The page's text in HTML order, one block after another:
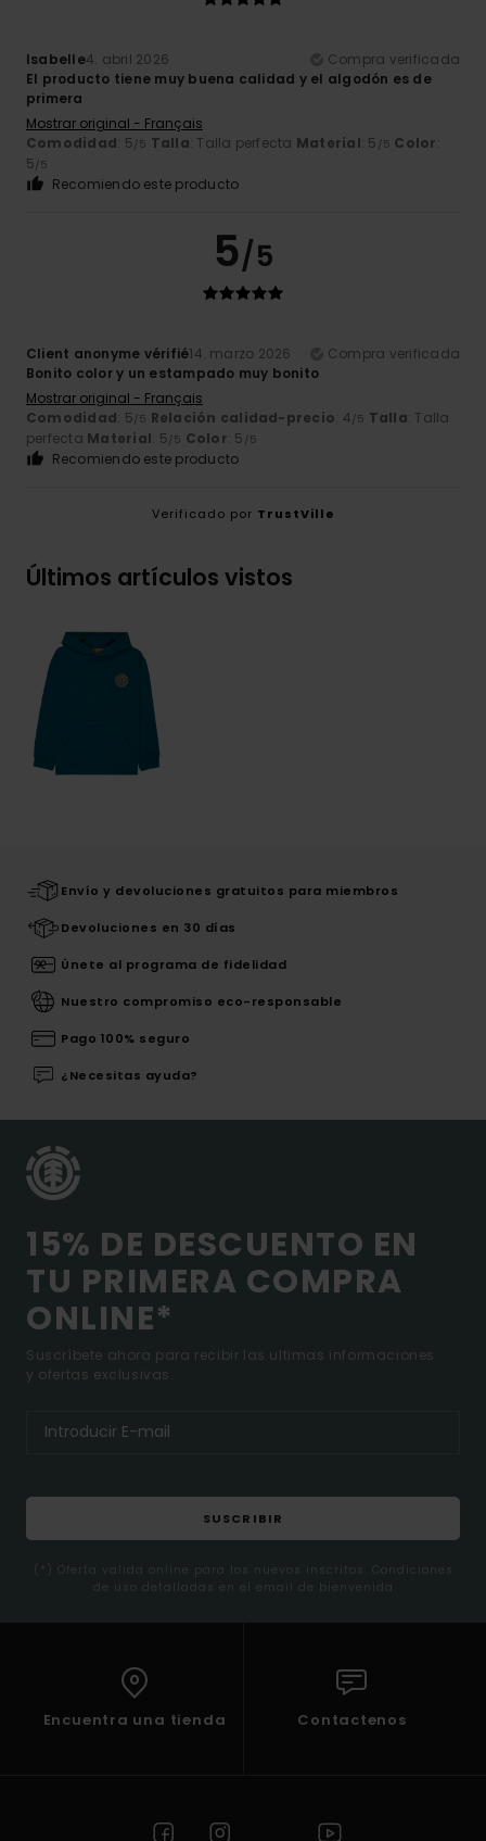
Isabelle4. abril 2026
Compra verificada
El producto tiene muy buena calidad y el algodón es de
primera
Mostrar original - Français
Comodidad: 5/5 Talla: Talla perfecta Material: 5 /5 Color:
5/5
Recomiendo este producto
5/5
Client anonyme vérifié14. marzo 2026
Compra verificada
Bonito color y un estampado muy bonito
Mostrar original - Français
Comodidad: 5/5 Relación calidad-precio: 4/5 Talla: Talla
perfecta Material: 5/5 Color: 5 /5
Recomiendo este producto
Verificado por TrustVille
Últimos artículos vistos
Envío y devoluciones gratuitos para miembros
Devoluciones en 30 días
Únete al programa de fidelidad
Nuestro compromiso eco-responsable
Pago 100% seguro
¿Necesitas ayuda?
15% DE DESCUENTO EN
TU PRIMERA COMPRA
ONLINE*
Suscríbete ahora para recibir las ultimas informaciones
y ofertas exclusivas.
SUSCRIBIR
(*) Oferta valida online para los nuevos inscritos. Condiciones
de uso detalladas en el email de bienvenida
Encuentra una tienda Contactenos